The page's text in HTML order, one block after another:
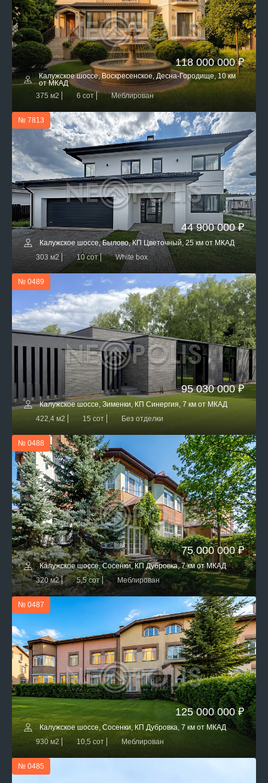
118 000 000 ₽
Калужское шоссе, Воскресенское, Десна-Городище, 10 км
от МКАД
375 м2
6 сот Меблирован
№ 7813
44 900 000 ₽
Калужское шоссе, Былово, КП Цветочный, 25 км от МКАД
303 м2
10 сот White box
№ 0489
95 030 000 ₽
Калужское шоссе, Зименки, КП Синергия, 7 км от МКАД
422,4 м2
15 сот Без отделки
№ 0488
75 000 000 ₽
Калужское шоссе, Сосенки, КП Дубровка, 7 км от МКАД
320 м2
5,5 сот Меблирован
№ 0487
125 000 000 ₽
Калужское шоссе, Сосенки, КП Дубровка, 7 км от МКАД
930 м2
10,5 сот Меблирован
№ 0485